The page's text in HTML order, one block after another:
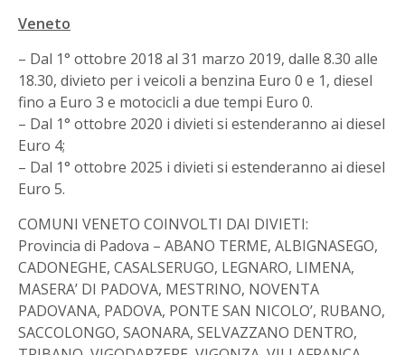
Veneto
– Dal 1° ottobre 2018 al 31 marzo 2019, dalle 8.30 alle
18.30, divieto per i veicoli a benzina Euro 0 e 1, diesel
fino a Euro 3 e motocicli a due tempi Euro 0.
– Dal 1° ottobre 2020 i divieti si estenderanno ai diesel
Euro 4;
– Dal 1° ottobre 2025 i divieti si estenderanno ai diesel
Euro 5.
COMUNI VENETO COINVOLTI DAI DIVIETI:
Provincia di Padova – ABANO TERME, ALBIGNASEGO,
CADONEGHE, CASALSERUGO, LEGNARO, LIMENA,
MASERA’ DI PADOVA, MESTRINO, NOVENTA
PADOVANA, PADOVA, PONTE SAN NICOLO’, RUBANO,
SACCOLONGO, SAONARA, SELVAZZANO DENTRO,